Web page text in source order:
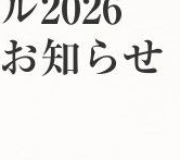
知らせ